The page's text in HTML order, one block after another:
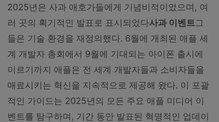
리소스 허브
3,000개 이상의 사용 가이드, 전문가 팁 및 최
신 모바일 소식을 확인하세요.
사용 가이드
고객 지원
검색하기
2025년은 사과 애호가들에게 기념비적이었으며, 여
러 곳의 획기적인 발표로 표시되었다사과 이벤트그
들은 기술 환경을 재정의했다. 6월에 개최된 애플 세
계 개발자 총회에서 9월에 기대되는 아이폰 출시에
이르기까지 애플은 전 세계 개발자들과 소비자들을
매료시키는 혁신을 지속적으로 제공해 왔다. 이 포괄
적인 가이드는 2025년의 모든 주요 애플 미디어 이
벤트를 탐구하며, 기간 동안 발표된 혁명적인 업데이